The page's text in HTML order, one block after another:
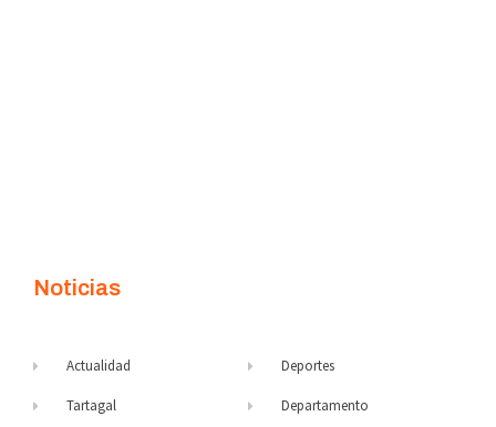
Noticias
Actualidad
Tartagal
Deportes
Departamento